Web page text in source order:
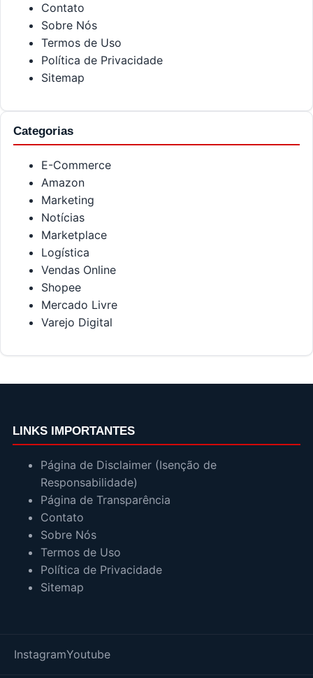
Contato
Sobre Nós
Termos de Uso
Política de Privacidade
Sitemap
Categorias
E-Commerce
Amazon
Marketing
Notícias
Marketplace
Logística
Vendas Online
Shopee
Mercado Livre
Varejo Digital
LINKS IMPORTANTES
Página de Disclaimer (Isenção de
Responsabilidade)
Página de Transparência
Contato
Sobre Nós
Termos de Uso
Política de Privacidade
Sitemap
InstagramYoutube